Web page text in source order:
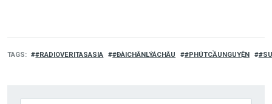
TAGS #RADIOVERITASASIA #ĐÀICHÂNLÝÁCHÂU #PHÚTCẦUNGUYỆN